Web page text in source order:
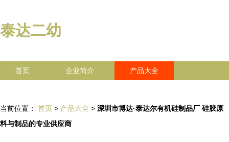
泰达二幼
首页 企业简介 产品大全
当前位置： 首页 > 产品大全 > 深圳市博达·泰达尔有机硅制品厂 硅胶原
料与制品的专业供应商